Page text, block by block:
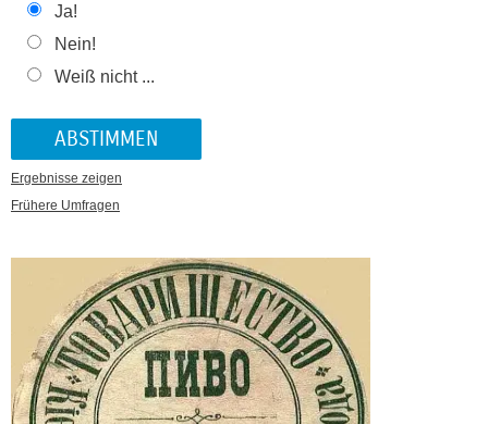
Ja!
Nein!
Weiß nicht ...
Ergebnisse zeigen
Frühere Umfragen